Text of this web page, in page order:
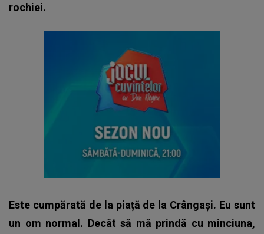
rochiei.
Este cumpărată de la piață de la Crângași. Eu sunt
un om normal. Decât să mă prindă cu minciuna,